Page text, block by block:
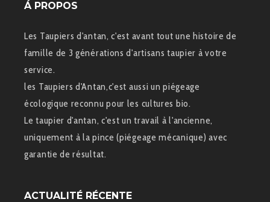
Á PROPOS
Les Taupiers d'antan, c'est avant tout une histoire de
famille de 3 générations d'artisans taupier à votre
service.
les Taupiers d'Antan,c'est aussi un piégeage
écologique reconnu pour les cultures bio.
Le taupier d'antan, c'est un travail à l'ancienne,
uniquement à la pince (piégeage mécanique) avec
garantie de résultat.
ACTUALITÉ RÉCENTE